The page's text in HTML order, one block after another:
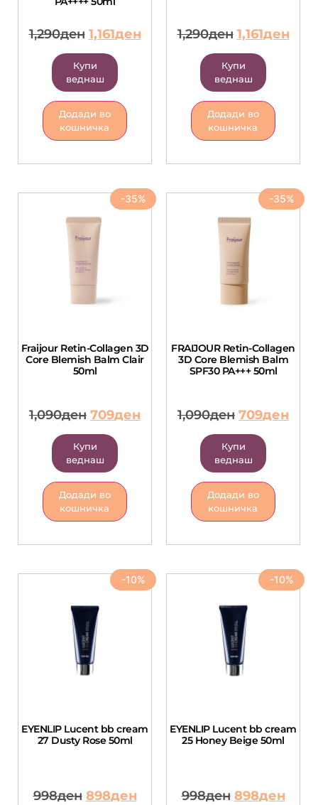
1,290ден 1,161ден
Купи
веднаш
Додади во
кошничка
1,290ден 1,161ден
Купи
веднаш
Додади во
кошничка
-35%
Fraijour Retin-Collagen 3D
Core Blemish Balm Clair
50ml
1,090ден 709ден
Купи
веднаш
Додади во
кошничка
-35%
FRAIJOUR Retin-Collagen
3D Core Blemish Balm
SPF30 PA+++ 50ml
1,090ден 709ден
Купи
веднаш
Додади во
кошничка
-10%
EYENLIP Lucent bb cream
27 Dusty Rose 50ml
998ден 898ден
-10%
EYENLIP Lucent bb cream
25 Honey Beige 50ml
998ден 898ден